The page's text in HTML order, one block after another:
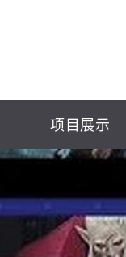
项目展示